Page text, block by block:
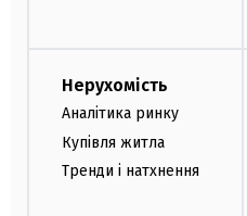
Нерухомість
Аналітика ринку
Купівля житла
Тренди і натхнення